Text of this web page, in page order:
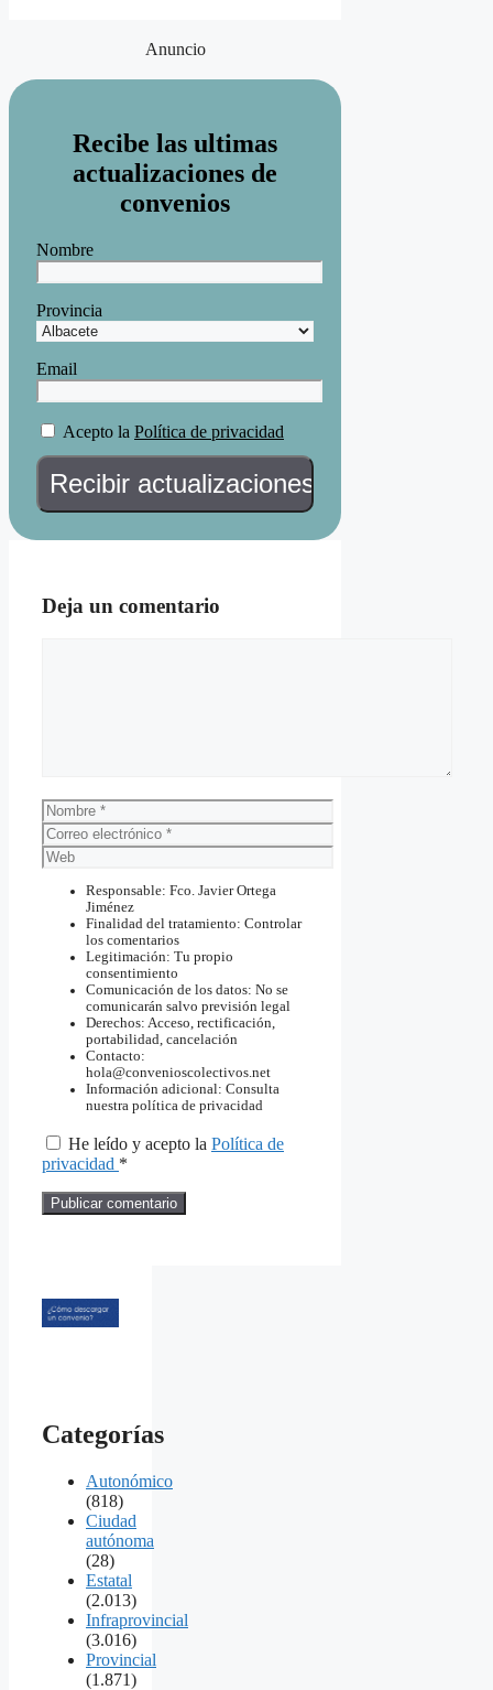
Anuncio
Recibe las ultimas
actualizaciones de
convenios
Nombre
Provincia
Email
Acepto la Política de privacidad
Deja un comentario
Nombre
Correo
electrónico
Web
Responsable: Fco. Javier Ortega
Jiménez
Finalidad del tratamiento: Controlar
los comentarios
Legitimación: Tu propio
consentimiento
Comunicación de los datos: No se
comunicarán salvo previsión legal
Derechos: Acceso, rectificación,
portabilidad, cancelación
Contacto:
hola@convenioscolectivos.net
Información adicional: Consulta
nuestra política de privacidad
He leído y acepto la Política de
privacidad *
Categorías
Autonómico
(818)
Ciudad
autónoma
(28)
Estatal
(2.013)
Infraprovincial
(3.016)
Provincial
(1.871)